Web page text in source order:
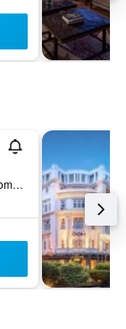
No 75, Union Place Colombo 2, Colombo, Sri Lanka